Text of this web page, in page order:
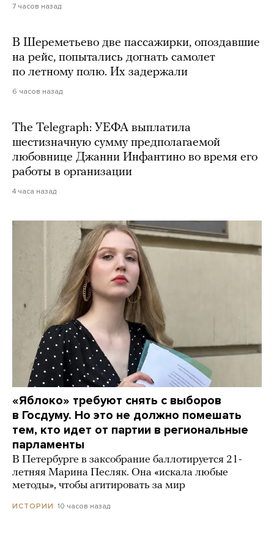
7 часов назад
В Шереметьево две пассажирки, опоздавшие
на рейс, попытались догнать самолет
по летному полю. Их задержали
6 часов назад
The Telegraph: УЕФА выплатила
шестизначную сумму предполагаемой
любовнице Джанни Инфантино во время его
работы в организации
4 часа назад
«Яблоко» требуют снять с выборов
в Госдуму. Но это не должно помешать
тем, кто идет от партии в региональные
парламенты
В Петербурге в заксобрание баллотируется 21-
летняя Марина Песляк. Она «искала любые
методы», чтобы агитировать за мир
ИСТОРИИ 10 часов назад